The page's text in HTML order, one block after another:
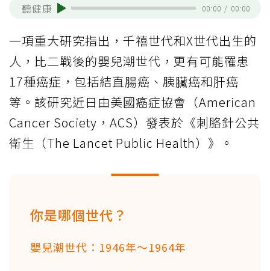
聽健康 00:00 / 00:00
一項重大研究指出，千禧世代和X世代出生的
人，比二戰後的嬰兒潮世代，更有可能罹患
17種癌症，包括結直腸癌、胰臟癌和肝癌
等。該研究近日由美國癌症協會（American
Cancer Society，ACS）發表於《刺胳針公共
衛生（The Lancet Public Health）》。
你是哪個世代？
嬰兒潮世代：1946年～1964年